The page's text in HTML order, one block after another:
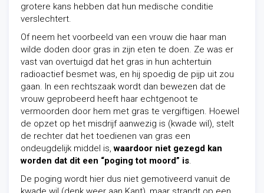
grotere kans hebben dat hun medische conditie
verslechtert.
Of neem het voorbeeld van een vrouw die haar man
wilde doden door gras in zijn eten te doen. Ze was er
vast van overtuigd dat het gras in hun achtertuin
radioactief besmet was, en hij spoedig de pijp uit zou
gaan. In een rechtszaak wordt dan bewezen dat de
vrouw geprobeerd heeft haar echtgenoot te
vermoorden door hem met gras te vergiftigen. Hoewel
de opzet op het misdrijf aanwezig is (kwade wil), stelt
de rechter dat het toedienen van gras een
ondeugdelijk middel is,waardoor niet gezegd kan
worden dat dit een “poging tot moord” is.
De poging wordt hier dus niet gemotiveerd vanuit de